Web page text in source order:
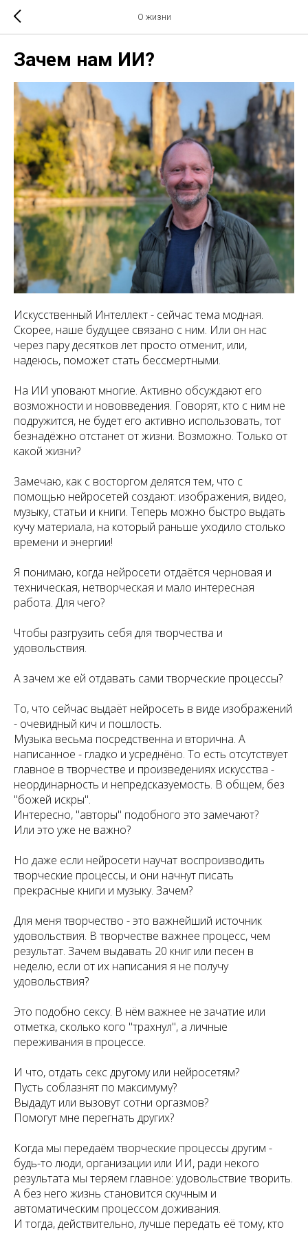
О жизни
Зачем нам ИИ?
Искусственный Интеллект - сейчас тема модная.
Скорее, наше будущее связано с ним. Или он нас
через пару десятков лет просто отменит, или,
надеюсь, поможет стать бессмертными.
На ИИ уповают многие. Активно обсуждают его
возможности и нововведения. Говорят, кто с ним не
подружится, не будет его активно использовать, тот
безнадёжно отстанет от жизни. Возможно. Только от
какой жизни?
Замечаю, как с восторгом делятся тем, что с
помощью нейросетей создают: изображения, видео,
музыку, статьи и книги. Теперь можно быстро выдать
кучу материала, на который раньше уходило столько
времени и энергии!
Я понимаю, когда нейросети отдаётся черновая и
техническая, нетворческая и мало интересная
работа. Для чего?
Чтобы разгрузить себя для творчества и
удовольствия.
А зачем же ей отдавать сами творческие процессы?
То, что сейчас выдаёт нейросеть в виде изображений
- очевидный кич и пошлость.
Музыка весьма посредственна и вторична. А
написанное - гладко и усреднёно. То есть отсутствует
главное в творчестве и произведениях искусства -
неординарность и непредсказуемость. В общем, без
"божей искры".
Интересно, "авторы" подобного это замечают?
Или это уже не важно?
Но даже если нейросети научат воспроизводить
творческие процессы, и они начнут писать
прекрасные книги и музыку. Зачем?
Для меня творчество - это важнейший источник
удовольствия. В творчестве важнее процесс, чем
результат. Зачем выдавать 20 книг или песен в
неделю, если от их написания я не получу
удовольствия?
Это подобно сексу. В нём важнее не зачатие или
отметка, сколько кого "трахнул", а личные
переживания в процессе.
И что, отдать секс другому или нейросетям?
Пусть соблазнят по максимуму?
Выдадут или вызовут сотни оргазмов?
Помогут мне перегнать других?
Когда мы передаём творческие процессы другим -
будь-то люди, организации или ИИ, ради некого
результата мы теряем главное: удовольствие творить.
А без него жизнь становится скучным и
автоматическим процессом доживания.
И тогда, действительно, лучше передать её тому, кто